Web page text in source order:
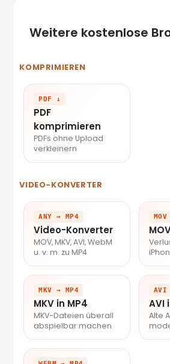
Weitere kostenlose
KOMPRIMIEREN
PDF ↓
PDF
komprimieren
PDFs ohne Upload
verkleinern
VIDEO-KONVERTER
ANY → MP4
Video-Konverter
MOV, MKV, AVI, WebM
u. v. m. zu MP4
MKV → MP4
MKV in MP4
MKV-Dateien überall
abspielbar machen
AVI
AVI
Alte